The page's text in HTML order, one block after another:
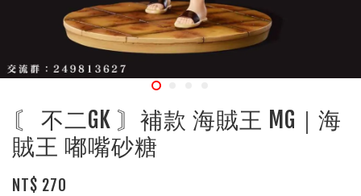
〘 不二GK 〙補款 海賊王 MG｜海
賊王 嘟嘴砂糖
NT$ 270